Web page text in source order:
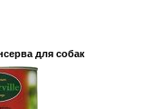
для собак